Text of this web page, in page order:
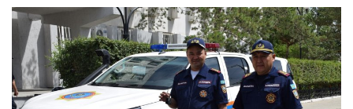
КАЗАХСТАН
МИР
СПЕЦПРОЕКТЫ